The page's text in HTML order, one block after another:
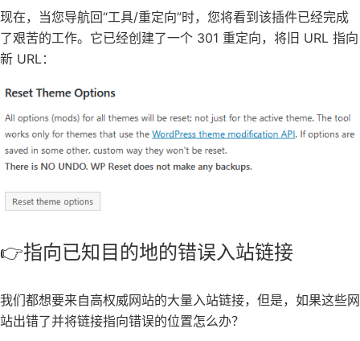
现在，当您导航回“工具/重定向”时，您将看到该插件已经完成
了艰苦的工作。它已经创建了一个 301 重定向，将旧 URL 指向
新 URL：
👉指向已知目的地的错误入站链接
我们都想要来自高权威网站的大量入站链接，但是，如果这些网
站出错了并将链接指向错误的位置怎么办？